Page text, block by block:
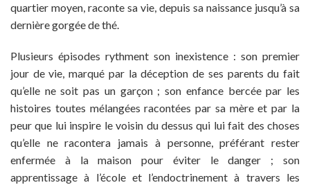
quartier moyen, raconte sa vie, depuis sa naissance jusqu’à sa
dernière gorgée de thé.
Plusieurs épisodes rythment son inexistence : son premier
jour de vie, marqué par la déception de ses parents du fait
qu’elle ne soit pas un garçon ; son enfance bercée par les
histoires toutes mélangées racontées par sa mère et par la
peur que lui inspire le voisin du dessus qui lui fait des choses
qu’elle ne racontera jamais à personne, préférant rester
enfermée à la maison pour éviter le danger ; son
apprentissage à l’école et l’endoctrinement à travers les